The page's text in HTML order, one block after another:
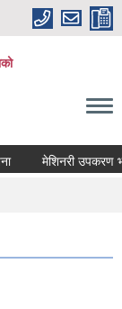
मेशिनरी उपकरण